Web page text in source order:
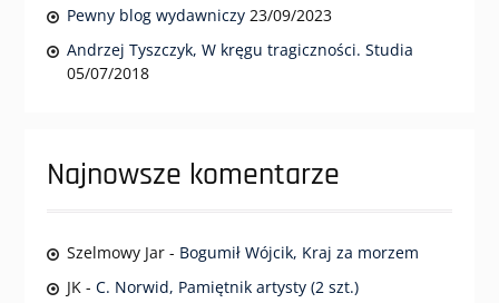
Pewny blog wydawniczy 23/09/2023
Andrzej Tyszczyk, W kręgu tragiczności. Studia
05/07/2018
Najnowsze komentarze
Szelmowy Jar- Bogumił Wójcik, Kraj za morzem
JK- C. Norwid, Pamiętnik artysty (2 szt.)